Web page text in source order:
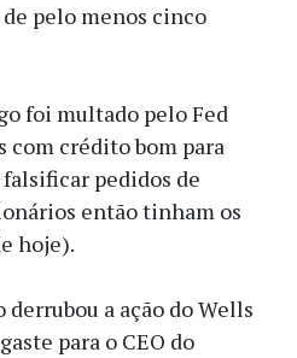
pelo menos cinco
foi multado pelo Fed
crédito bom para
pedidos de
então tinham os
hoje).
derrubou a ação do Wells
para o CEO do